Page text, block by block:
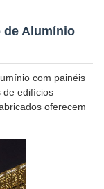
de Alumínio
com painéis
de edifícios
oferecem